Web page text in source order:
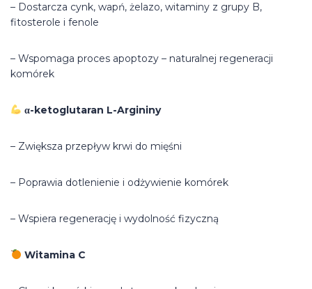
– Dostarcza cynk, wapń, żelazo, witaminy z grupy B,
fitosterole i fenole
– Wspomaga proces apoptozy – naturalnej regeneracji
komórek
α-ketoglutaran L-Argininy
– Zwiększa przepływ krwi do mięśni
– Poprawia dotlenienie i odżywienie komórek
– Wspiera regenerację i wydolność fizyczną
Witamina C